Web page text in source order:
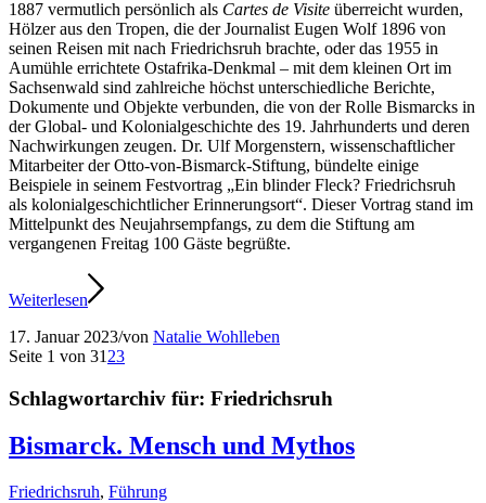
1887 vermutlich persönlich als Cartes de Visite überreicht wurden,
Hölzer aus den Tropen, die der Journalist Eugen Wolf 1896 von
seinen Reisen mit nach Friedrichsruh brachte, oder das 1955 in
Aumühle errichtete Ostafrika-Denkmal – mit dem kleinen Ort im
Sachsenwald sind zahlreiche höchst unterschiedliche Berichte,
Dokumente und Objekte verbunden, die von der Rolle Bismarcks in
der Global- und Kolonialgeschichte des 19. Jahrhunderts und deren
Nachwirkungen zeugen. Dr. Ulf Morgenstern, wissenschaftlicher
Mitarbeiter der Otto-von-Bismarck-Stiftung, bündelte einige
Beispiele in seinem Festvortrag „Ein blinder Fleck? Friedrichsruh
als kolonialgeschichtlicher Erinnerungsort“. Dieser Vortrag stand im
Mittelpunkt des Neujahrsempfangs, zu dem die Stiftung am
vergangenen Freitag 100 Gäste begrüßte.
Weiterlesen
17. Januar 2023/von Natalie Wohlleben
Seite 1 von 31 23
Schlagwortarchiv für: Friedrichsruh
Bismarck. Mensch und Mythos
Friedrichsruh, Führung